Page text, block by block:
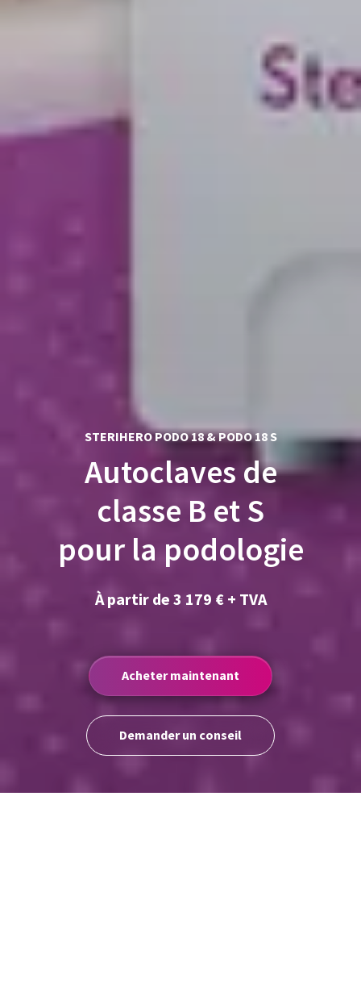
STERIHERO PODO 18 & PODO 18 S
Autoclaves de
classe B et S
pour la podologie
À partir de 3 179 € + TVA
Acheter maintenant
Demander un conseil